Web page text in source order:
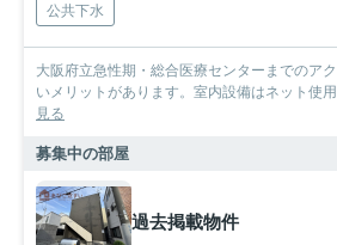
公共下水
大阪府立急性期・総合医療センターまでのア
いメリットがあります。室内設備はネット使
見る
募集中の部屋
過去掲載物件